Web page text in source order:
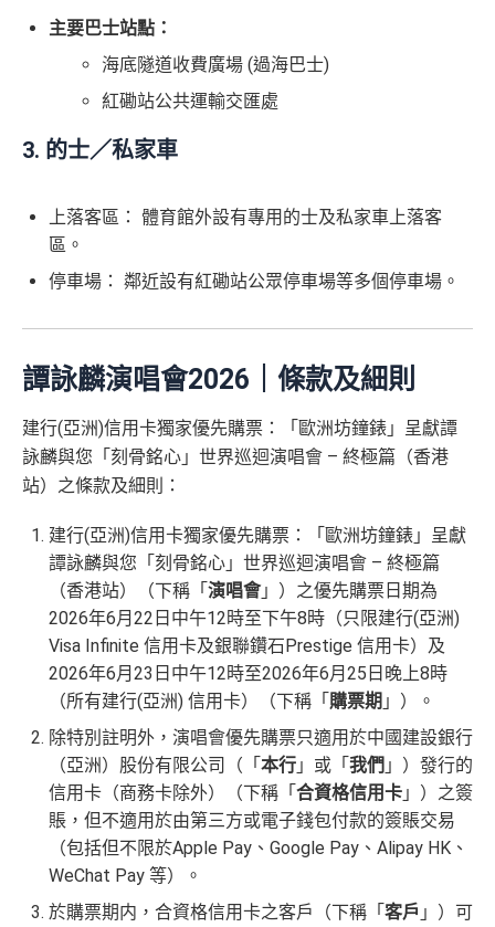
主要巴士站點：
海底隧道收費廣場 (過海巴士)
紅磡站公共運輸交匯處
3. 的士／私家車
上落客區： 體育館外設有專用的士及私家車上落客
區。
停車場： 鄰近設有紅磡站公眾停車場等多個停車場。
譚詠麟演唱會2026｜條款及細則
建行(亞洲)信用卡獨家優先購票：「歐洲坊鐘錶」呈獻譚
詠麟與您「刻骨銘心」世界巡迴演唱會 – 終極篇（香港
站）之條款及細則：
建行(亞洲)信用卡獨家優先購票：「歐洲坊鐘錶」呈獻
譚詠麟與您「刻骨銘心」世界巡迴演唱會 – 終極篇
（香港站）（下稱「 演唱會」）之優先購票日期為
2026年6月22日中午12時至下午8時（只限建行(亞洲)
Visa Infinite 信用卡及銀聯鑽石Prestige 信用卡）及
2026年6月23日中午12時至2026年6月25日晚上8時
（所有建行(亞洲) 信用卡）（下稱「 購票期 」）。
除特別註明外，演唱會優先購票只適用於中國建設銀行
（亞洲）股份有限公司（「 本行 」或「 我們 」）發行的
信用卡（商務卡除外）（下稱「 合資格信用卡 」）之簽
賬，但不適用於由第三方或電子錢包付款的簽賬交易
（包括但不限於Apple Pay、Google Pay、Alipay HK、
WeChat Pay 等）。
於購票期内，合資格信用卡之客戶（下稱「 客戶 」）可